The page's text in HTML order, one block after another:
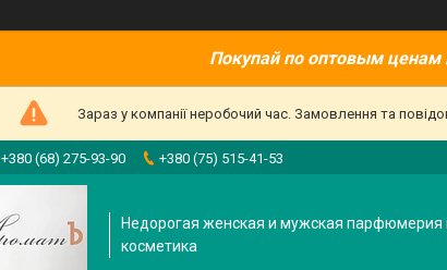
Покупай по оптовым ценам
Зараз у компанії неробочий час. Замовлення та
+380 (68) 275-93-90 +380 (75) 515-41-53
Недорогая женская и мужская парфюмерия
косметика